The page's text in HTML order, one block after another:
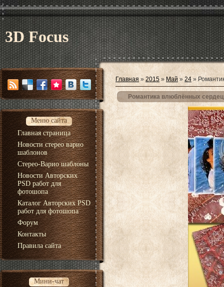
3D Focus
Меню сайта
Главная страница
Новости стерео варио
шаблонов
Стерео-Варио шаблоны
Новости Авторских
PSD работ для
фотошопа
Каталог Авторских PSD
работ для фотошопа
Форум
Контакты
Правила сайта
Мини-чат
Главная » 2015 » Май » 24 »
Романтика влюблённых